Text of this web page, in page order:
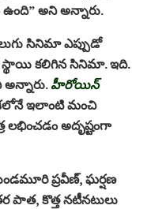
ఉంది” అని అన్నారు.
సినిమా ఎప్పుడో
స్థాయి కలిగిన సినిమా. ఇది.
అన్నారు.హీరోయిన్
ఇలాంటి మంచి
లభించడం అదృష్టంగా
ప్రవీణ్, ఘర్షణ
పాత, కొత్త నటీనటులు